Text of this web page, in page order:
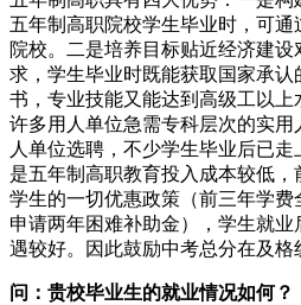
五年制高职院校学生毕业时，可
院校。二是培养目标贴近经济建
求，学生毕业时既能获取国家承
书，专业技能又能达到高级工以上
许多用人单位急需专科层次的实用
人单位选聘，不少学生毕业后已
是五年制高职教育投入成本较低
学生的一切优惠政策（前三年学
申请两年困难补助金），学生就
遇较好。因此鼓励中考总分在及格
问：贵校毕业生的就业情况如何？